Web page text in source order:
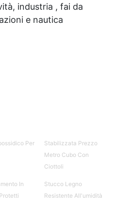
industria , fai da
e nautica
Per
Stabilizzata Prezzo
Metro Cubo Con
Ciottoli
In
Stucco Legno
Resistente All'umidità